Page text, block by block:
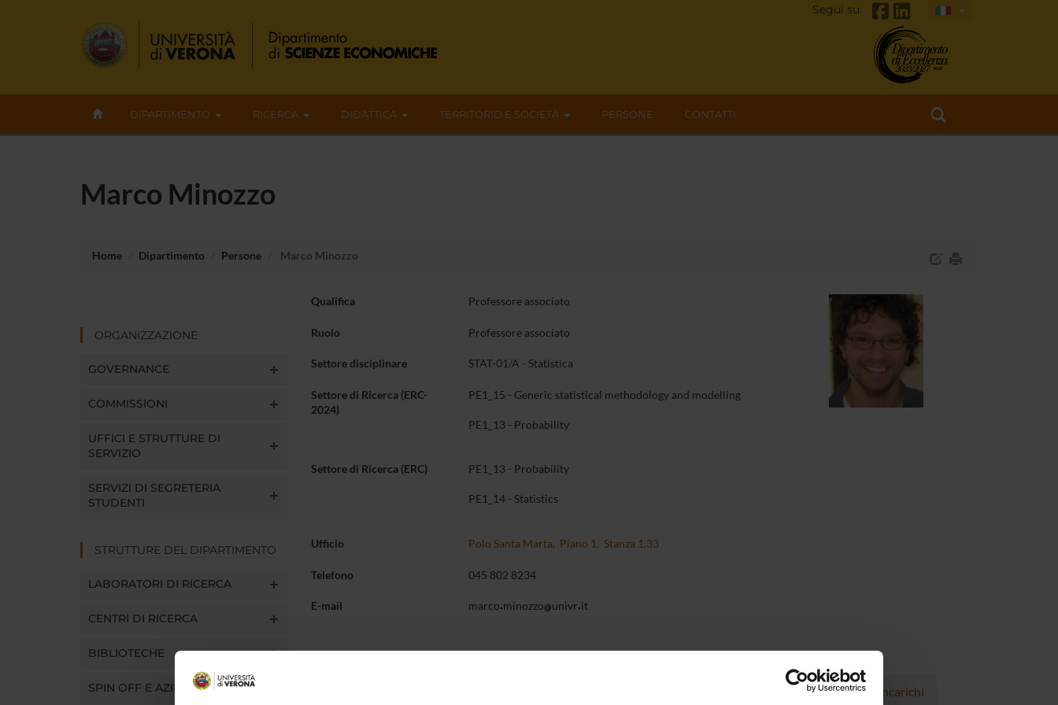
Segui su
DIPARTIMENTO RICERCA DIDATTICA TERRITORIO E SOCIETÀ PERSONE CONTATTI
Marco Minozzo
Home Dipartimento Persone Marco Minozzo
ORGANIZZAZIONE
GOVERNANCE
COMMISSIONI
UFFICI E STRUTTURE DI
SERVIZIO
SERVIZI DI SEGRETERIA
STUDENTI
STRUTTURE DEL DIPARTIMENTO
LABORATORI DI RICERCA
CENTRI DI RICERCA
BIBLIOTECHE
SPIN OFF E AZIENDE
Qualifica Professore associato
Ruolo Professore associato
Settore disciplinare STAT-01/A - Statistica
Settore di Ricerca (ERC-
2024)
PE1_15 - Generic statistical methodology and modelling
PE1_13 - Probability
Settore di Ricerca (ERC) PE1_13 - Probability
PE1_14 - Statistics
Ufficio Polo Santa Marta, Piano 1, Stanza 1.33
Telefono 045 802 8234
E-mail marco minozzo univr it
Pubblicazioni Incarichi